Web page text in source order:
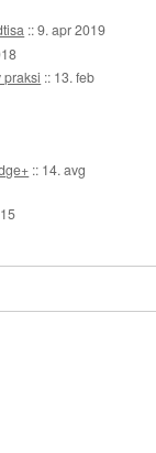
::9. apr 2019
praksi :: 13. feb
:: 14. avg